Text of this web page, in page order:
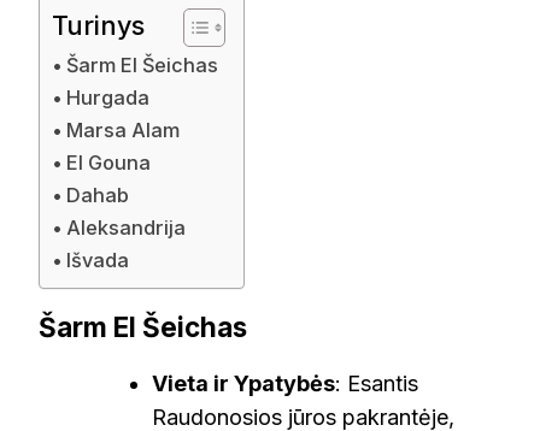
Turinys
Šarm El Šeichas
Hurgada
Marsa Alam
El Gouna
Dahab
Aleksandrija
Išvada
Šarm El Šeichas
Vieta ir Ypatybės: Esantis
Raudonosios jūros pakrantėje,